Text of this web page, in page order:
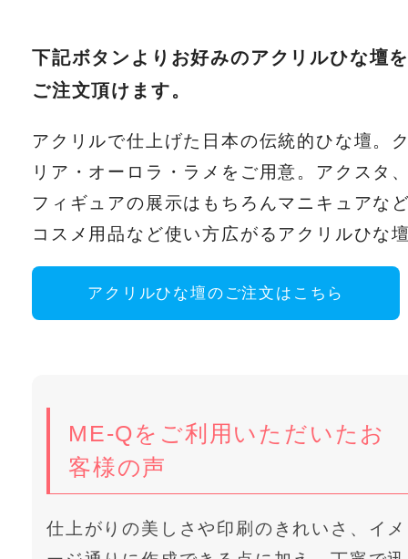
下記ボタンよりお好みのアクリルひな壇
ご注文頂けます。
アクリルで仕上げた日本の伝統的ひな壇。
リア・オーロラ・ラメをご用意。アクスタ
フィギュアの展示はもちろんマニキュアな
コスメ用品など使い方広がるアクリルひな
アクリルひな壇のご注文はこちら
ME-Qをご利用いただいたお
客様の声
仕上がりの美しさや印刷のきれいさ、イメ